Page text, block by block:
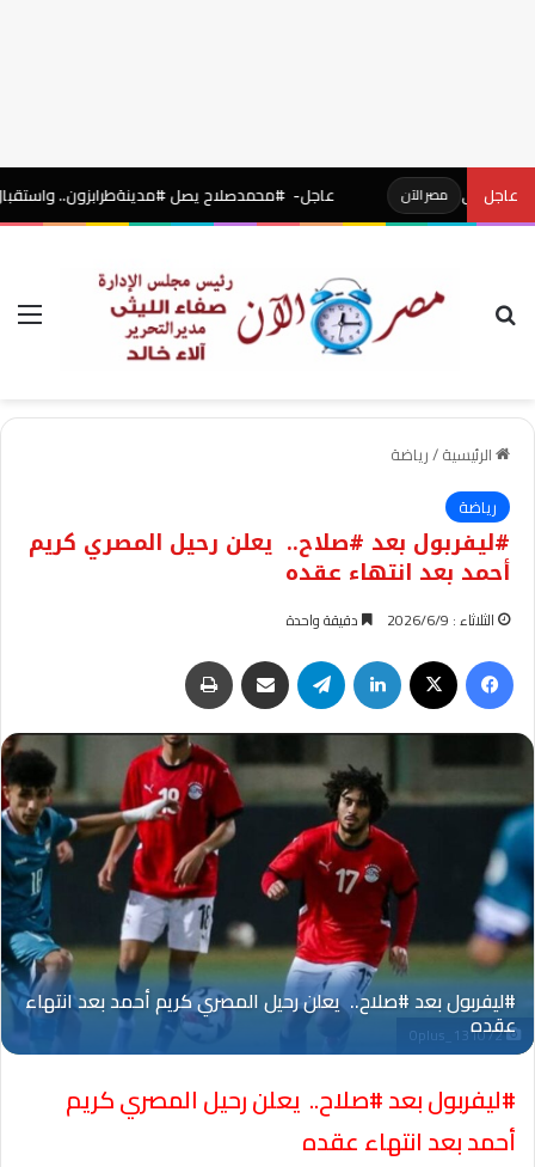
عاجل
مصر الآن عاجل- #محمدصلاح يصل #مدينةطرابزون.. واستقبال أسطوري
بحث عن
الرئيسية/رياضة
رياضة
#ليفربول بعد #صلاح.. يعلن رحيل المصري كريم
أحمد بعد انتهاء عقده
الثلاثاء : 2026/6/9 دقيقة واحدة
فيسبوك لينكدإن تيلقرام مشاركة عبر البريد
Oplus_131072
#ليفربول بعد #صلاح.. يعلن رحيل المصري كريم
أحمد بعد انتهاء عقده